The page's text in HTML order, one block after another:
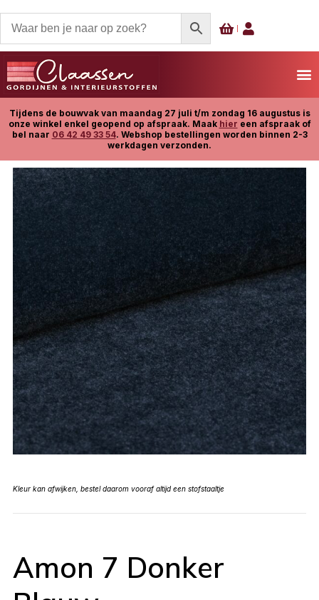
Tijdens de bouwvak van maandag 27 juli t/m zondag 16 augustus is
onze winkel enkel geopend op afspraak. Maak hier een afspraak of
bel naar 06 42 49 33 54. Webshop bestellingen worden binnen 2-3
werkdagen verzonden.
Kleur kan afwijken, bestel daarom vooraf altijd een stofstaaltje
Amon 7 Donker